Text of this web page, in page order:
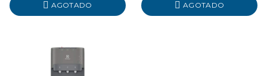
AGOTADO AGOTADO